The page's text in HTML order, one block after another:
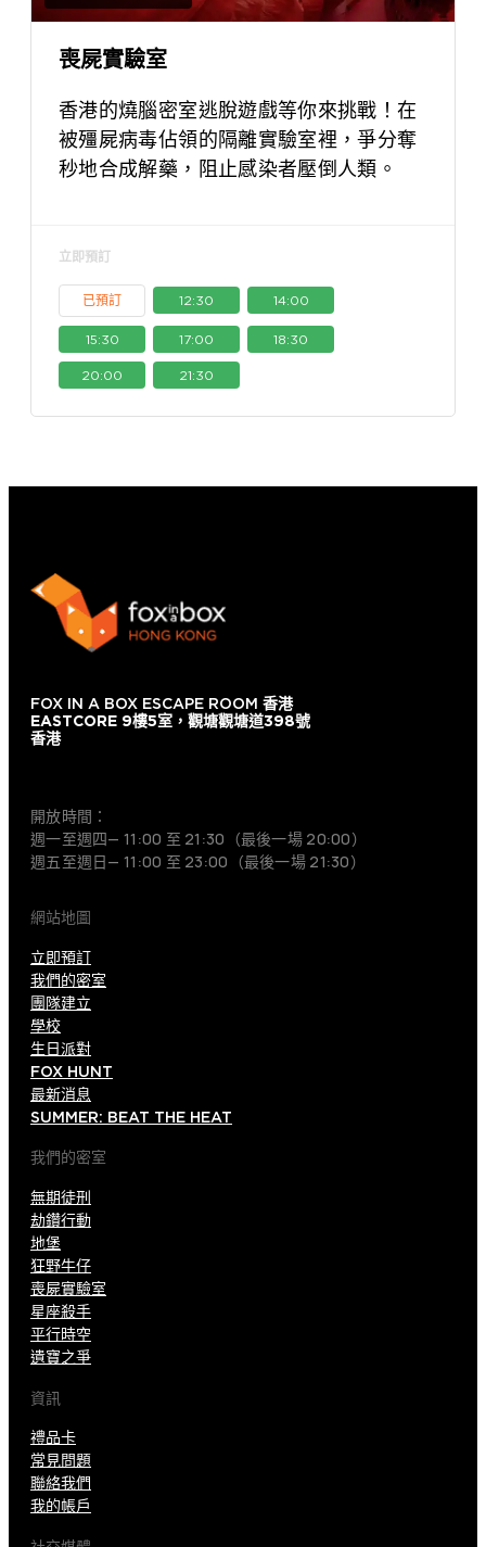
喪屍實驗室
香港的燒腦密室逃脫遊戲等你來挑戰！在
被殭屍病毒佔領的隔離實驗室裡，爭分奪
秒地合成解藥，阻止感染者壓倒人類。
立即預訂
已預訂 12:30 14:00
15:30 17:00 18:30
20:00 21:30
FOX IN A BOX ESCAPE ROOM 香港
EASTCORE 9樓5室，觀塘觀塘道398號
香港
開放時間：
週一至週四— 11:00 至 21:30（最後一場 20:00）
週五至週日— 11:00 至 23:00（最後一場 21:30）
網站地圖
立即預訂
我們的密室
團隊建立
學校
生日派對
FOX HUNT
最新消息
SUMMER: BEAT THE HEAT
我們的密室
無期徒刑
劫鑽行動
地堡
狂野牛仔
喪屍實驗室
星座殺手
平行時空
遺寶之爭
資訊
禮品卡
常見問題
聯絡我們
我的帳戶